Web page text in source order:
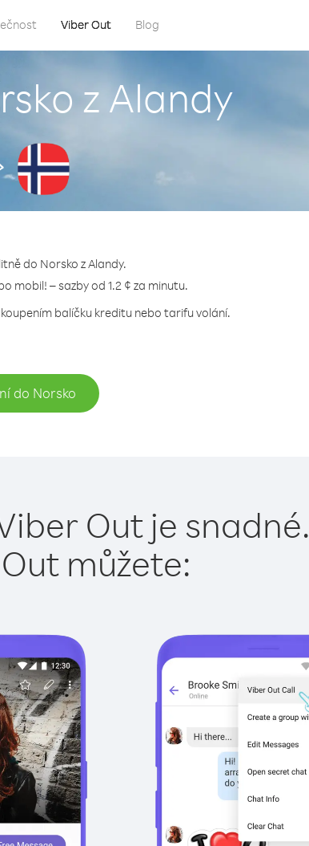
Viber Out Blog
z Alandy
do Norsko z Alandy.
mobil! – sazby od 1.2 ¢ za minutu.
balíčku kreditu nebo tarifu volání.
do Norsko
Out je snadné.
můžete: